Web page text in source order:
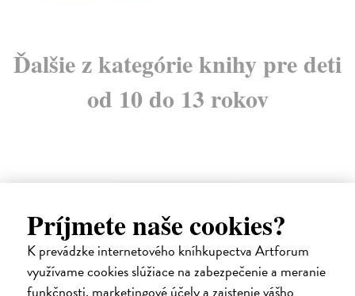
Príjmete naše cookies?
K prevádzke internetového kníhkupectva Artforum
využívame cookies slúžiace na zabezpečenie a meranie
funkčnosti, marketingové účely a zaistenie vášho
Ďalšie z kategórie knihy pre deti
od 10 do 13 rokov